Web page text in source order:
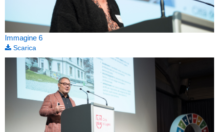
Immagine 6
Scarica